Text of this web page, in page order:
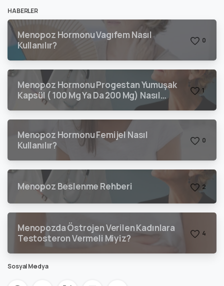
HABERLER
Menopoz Hormonu Vagıfem Nasıl
Kullanılır?
0
Menopoz Hormonu Progestan Yumuşak
Kapsül ( 100 Mg Ya Da 200 Mg) Nasıl
Kullanılır?
1
Menopoz Hormonu Femijel Nasıl
Kullanılır?
0
Menopoz Beslenme Rehberi 2
Menopozda Östrojen Verilen Kadınlara
Testosteron Vermeli Miyiz?
4
Sosyal Medya